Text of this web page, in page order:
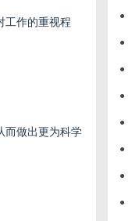
工作的重视程
而做出更为科学
●
●
●
●
●
●
●
●